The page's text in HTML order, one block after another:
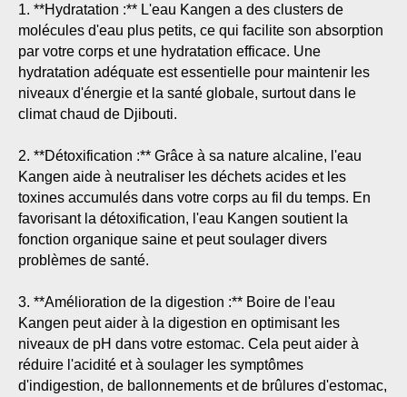
1. **Hydratation :** L'eau Kangen a des clusters de
molécules d'eau plus petits, ce qui facilite son absorption
par votre corps et une hydratation efficace. Une
hydratation adéquate est essentielle pour maintenir les
niveaux d'énergie et la santé globale, surtout dans le
climat chaud de Djibouti.
2. **Détoxification :** Grâce à sa nature alcaline, l'eau
Kangen aide à neutraliser les déchets acides et les
toxines accumulés dans votre corps au fil du temps. En
favorisant la détoxification, l'eau Kangen soutient la
fonction organique saine et peut soulager divers
problèmes de santé.
3. **Amélioration de la digestion :** Boire de l'eau
Kangen peut aider à la digestion en optimisant les
niveaux de pH dans votre estomac. Cela peut aider à
réduire l'acidité et à soulager les symptômes
d'indigestion, de ballonnements et de brûlures d'estomac,